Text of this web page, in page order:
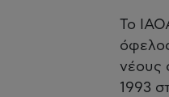
Το
νέους
1993